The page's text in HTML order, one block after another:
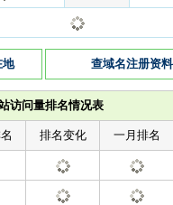
地 查域名注册资料
访问量排名情况表
排名变化 一月排名